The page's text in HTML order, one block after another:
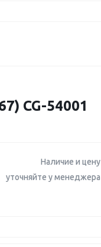
CG-54001
Наличие и цену
уточняйте у менеджера